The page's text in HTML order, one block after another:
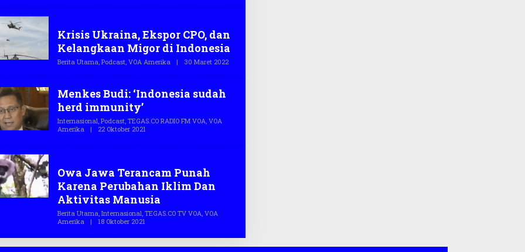
O
E
E
G
A
.
O
Krisis Ukraina, Ekspor CPO, dan
Kelangkaan Migor di Indonesia
Berita Utama, Podcast, VOA Amerika | 30 Maret 2022O
E
C
Menkes Budi: ‘Indonesia sudah
herd immunity’
Internasional, Podcast, TEGAS.CO RADIO FM VOA, VOA
Amerika
| 22 Oktober 2021
E
E
G
A
.
C
Owa Jawa Terancam Punah
Karena Perubahan Iklim Dan
Aktivitas Manusia
Berita Utama, Internasional, TEGAS.CO TV VOA, VOA
Amerika
| 18 Oktober 2021
E
H